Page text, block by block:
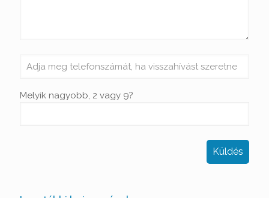
Melyik nagyobb, 2 vagy 9?